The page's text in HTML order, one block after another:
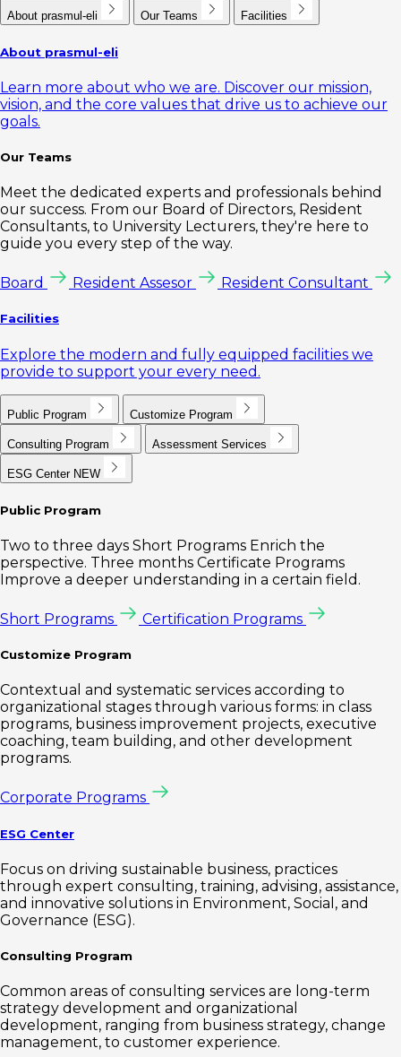
About prasmul-eli Our Teams Facilities
About prasmul-eli
Learn more about who we are. Discover our mission,
vision, and the core values that drive us to achieve our
goals.
Our Teams
Meet the dedicated experts and professionals behind
our success. From our Board of Directors, Resident
Consultants, to University Lecturers, they're here to
guide you every step of the way.
Board Resident Assesor Resident Consultant
Facilities
Explore the modern and fully equipped facilities we
provide to support your every need.
Public Program Customize Program
Consulting Program Assessment Services
ESG Center NEW
Public Program
Two to three days Short Programs Enrich the
perspective. Three months Certificate Programs
Improve a deeper understanding in a certain field.
Short Programs Certification Programs
Customize Program
Contextual and systematic services according to
organizational stages through various forms: in class
programs, business improvement projects, executive
coaching, team building, and other development
programs.
Corporate Programs
ESG Center
Focus on driving sustainable business, practices
through expert consulting, training, advising, assistance,
and innovative solutions in Environment, Social, and
Governance (ESG).
Consulting Program
Common areas of consulting services are long-term
strategy development and organizational
development, ranging from business strategy, change
management, to customer experience.